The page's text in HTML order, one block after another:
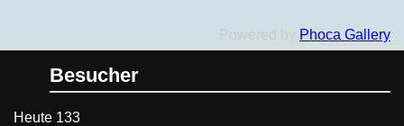
Powered by Phoca Gallery
Besucher
Heute 133